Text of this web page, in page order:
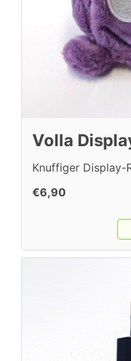
Volla
Knuffiger Display-
€6,90